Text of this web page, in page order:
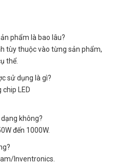
phẩm là bao lâu?
tùy thuộc vào từng sản phẩm,
thể.
sử dụng là gì?
LED
không?
đến 1000W.
Inventronics.